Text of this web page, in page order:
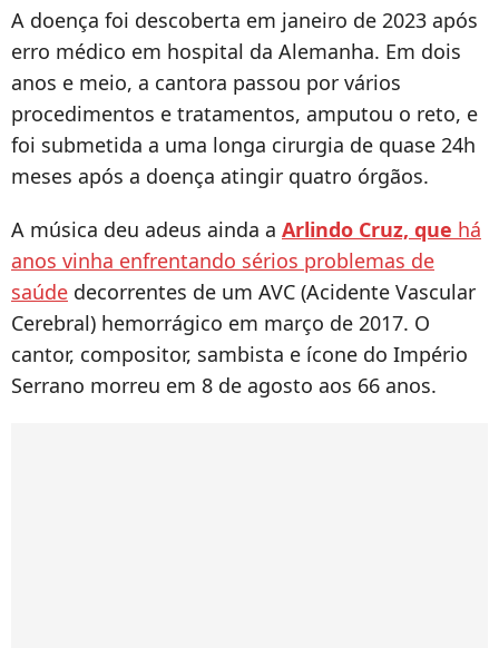
A doença foi descoberta em janeiro de 2023 após
erro médico em hospital da Alemanha. Em dois
anos e meio, a cantora passou por vários
procedimentos e tratamentos, amputou o reto, e
foi submetida a uma longa cirurgia de quase 24h
meses após a doença atingir quatro órgãos.
A música deu adeus ainda a Arlindo Cruz, que há
anos vinha enfrentando sérios problemas de
saúde decorrentes de um AVC (Acidente Vascular
Cerebral) hemorrágico em março de 2017. O
cantor, compositor, sambista e ícone do Império
Serrano morreu em 8 de agosto aos 66 anos.